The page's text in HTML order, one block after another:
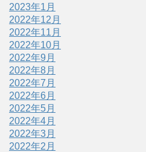
2023年1月
2022年12月
2022年11月
2022年10月
2022年9月
2022年8月
2022年7月
2022年6月
2022年5月
2022年4月
2022年3月
2022年2月